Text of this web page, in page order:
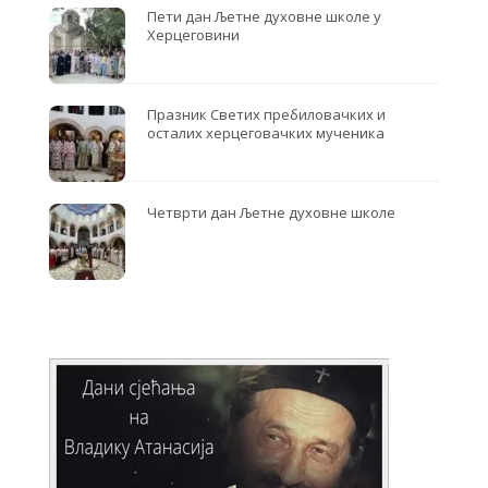
Пети дан Љетне духовне школе у
Херцеговини
Празник Светих пребиловачких и
осталих херцеговачких мученика
Четврти дан Љетне духовне школе